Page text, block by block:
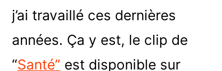
j’ai travaillé ces dernières
années. Ça y est, le clip de
“Santé” est disponible sur